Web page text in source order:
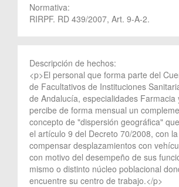
Normativa:
RIRPF. RD 439/2007, Art. 9-A-2.
Descripción de hechos:
<p>El personal que forma parte del
de Facultativos de Instituciones
de Andalucía, especialidades Farmacia
percibe de forma mensual un
concepto de "dispersión geográfica"
el artículo 9 del Decreto 70/2008, con
compensar desplazamientos con
con motivo del desempeño de sus
mismo o distinto núcleo poblacional
encuentre su centro de trabajo.</p>